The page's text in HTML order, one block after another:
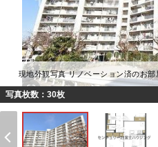
現地外観写真 リノベーション済のお部
写真枚数：30枚